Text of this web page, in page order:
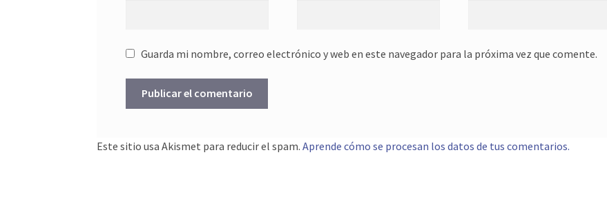
Guarda mi nombre, correo electrónico y web en este navegador para la próxima vez que comente.
Este sitio usa Akismet para reducir el spam.Aprende cómo se procesan los datos de tus comentarios.